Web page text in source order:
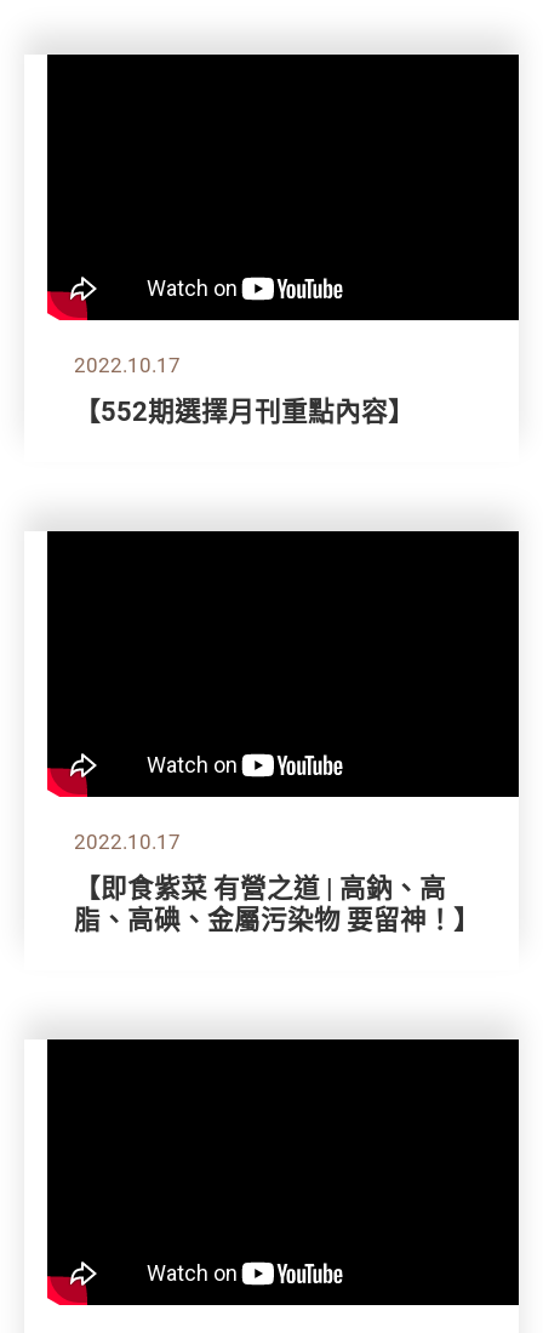
2022.10.17
【552期選擇月刊重點內容】
2022.10.17
【即食紫菜 有營之道 | 高鈉、高
脂、高碘、金屬污染物 要留神！】